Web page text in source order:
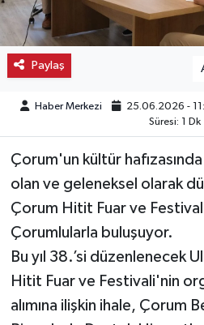
Paylaş
Haber Merkezi 25.06.2026 -
Süresi: 1 Dk
Çorum'un kültür
olan ve geleneksel olarak
Çorum Hitit Fuar ve
Çorumlularla buluşuyor.
Bu yıl 38.’si düzenlenecek
Hitit Fuar ve Festivali'nin
alımına ilişkin ihale, Çorum
Kargı
Laçin
Mecitözü
Oğuzlar
Ortaköy
Osmancık
Sungurlu
Uğurludağ